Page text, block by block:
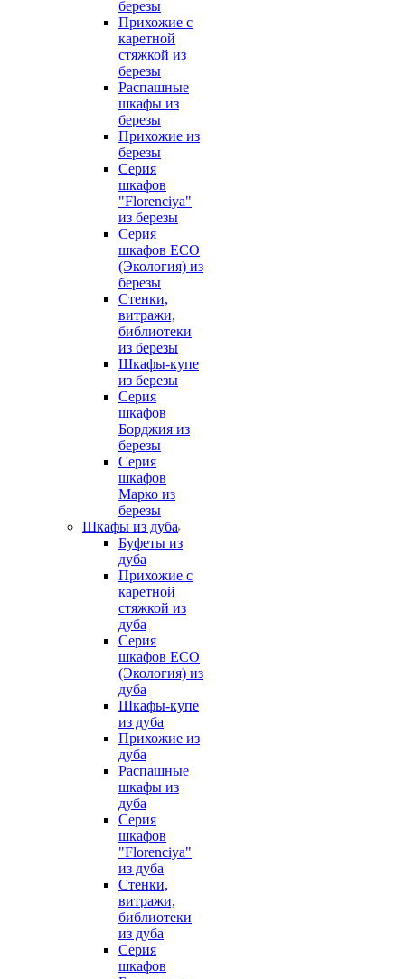
березы
Прихожие с
каретной
стяжкой из
березы
Распашные
шкафы из
березы
Прихожие из
березы
Серия
шкафов
"Florenciya"
из березы
Серия
шкафов ECO
(Экология) из
березы
Стенки,
витражи,
библиотеки
из березы
Шкафы-купе
из березы
Серия
шкафов
Борджия из
березы
Серия
шкафов
Марко из
березы
Шкафы из дуба
Буфеты из
дуба
Прихожие с
каретной
стяжкой из
дуба
Серия
шкафов ECO
(Экология) из
дуба
Шкафы-купе
из дуба
Прихожие из
дуба
Распашные
шкафы из
дуба
Серия
шкафов
"Florenciya"
из дуба
Стенки,
витражи,
библиотеки
из дуба
Серия
шкафов